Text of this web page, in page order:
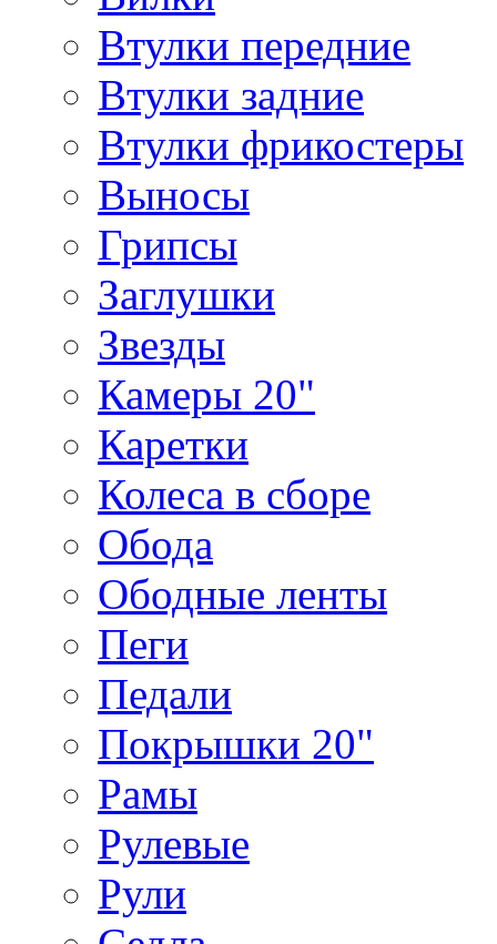
Втулки передние
Втулки задние
Втулки фрикостеры
Выносы
Грипсы
Заглушки
Звезды
Камеры 20"
Каретки
Колеса в сборе
Обода
Ободные ленты
Пеги
Педали
Покрышки 20"
Рамы
Рулевые
Рули